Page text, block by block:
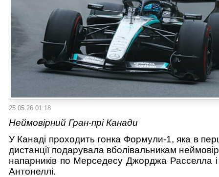
25.05.26 01:18
Неймовірний Гран-прі Канади
У Канаді проходить гонка Формули-1, яка в
дистанції подарувала вболівальникам
напарників по Мерседесу Джорджа Расселла і
Антонеллі.